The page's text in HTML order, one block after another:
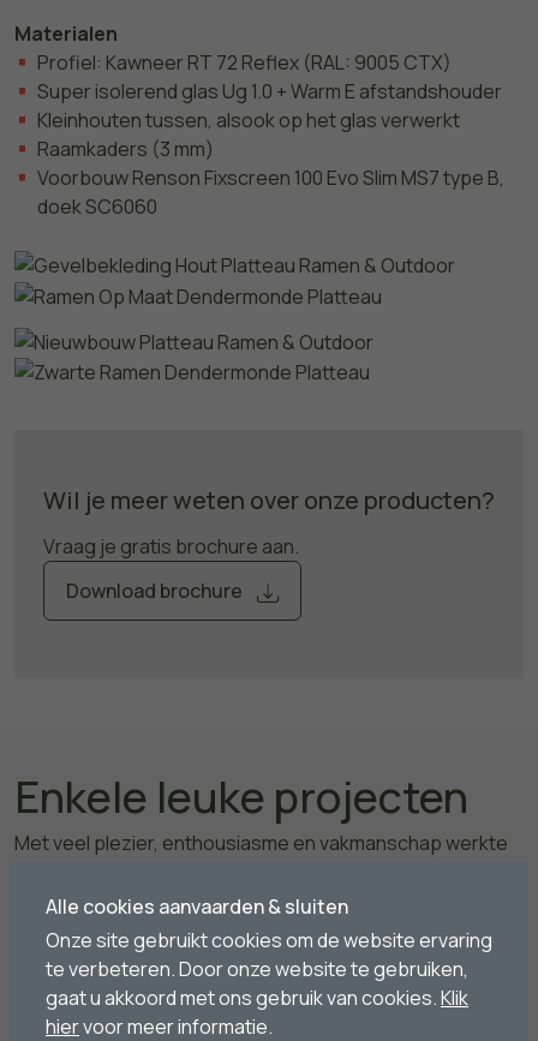
Materialen
Profiel: Kawneer RT 72 Reflex (RAL: 9005 CTX)
Super isolerend glas Ug 1.0 + Warm E afstandshouder
Kleinhouten tussen, alsook op het glas verwerkt
Raamkaders (3 mm)
Voorbouw Renson Fixscreen 100 Evo Slim MS7 type B,
doek SC6060
Download brochure
Wil je meer weten over onze producten?
Vraag je gratis brochure aan.
Enkele leuke projecten
Met veel plezier, enthousiasme en vakmanschap werkte
ons portfolio:
Bekijk alle projecten
Alle cookies aanvaarden & sluiten
Onze site gebruikt cookies om de website ervaring
te verbeteren. Door onze website te gebruiken,
gaat u akkoord met ons gebruik van cookies.Klik
hiervoor meer informatie.